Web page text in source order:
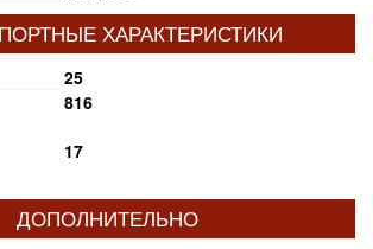
ХАРАКТЕРИСТИКИ
25
816
17
ДОПОЛНИТЕЛЬНО